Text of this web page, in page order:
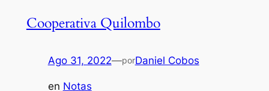
Cooperativa Quilombo
Ago 31, 2022—porDaniel Cobos
en Notas